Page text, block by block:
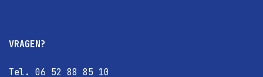
VRAGEN?
Tel. 06 52 88 85 10